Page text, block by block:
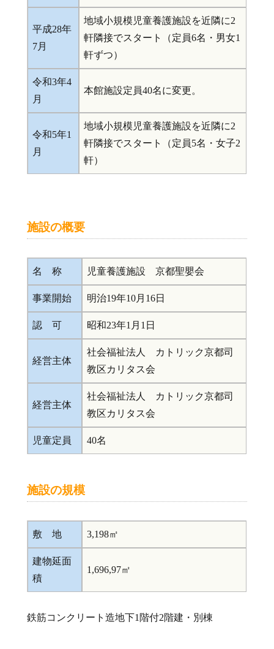
平成28年
7月
地域小規模児童養護施設を近隣に2
軒隣接でスタート（定員6名・男女1
軒ずつ）
令和3年4
月
本館施設定員40名に変更。
令和5年1
月
地域小規模児童養護施設を近隣に2
軒隣接でスタート（定員5名・女子2
軒）
施設の概要
名 称 児童養護施設 京都聖嬰会
事業開始 明治19年10月16日
認 可 昭和23年1月1日
経営主体
社会福祉法人 カトリック京都司
教区カリタス会
経営主体
社会福祉法人 カトリック京都司
教区カリタス会
児童定員 40名
施設の規模
敷 地 3,198㎡
建物延面
積
1,696,97㎡
鉄筋コンクリート造地下1階付2階建・別棟